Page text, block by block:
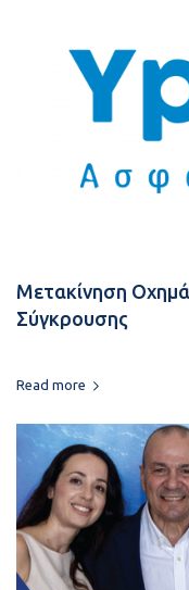
Μετακίνηση
Σύγκρουσης
Read more